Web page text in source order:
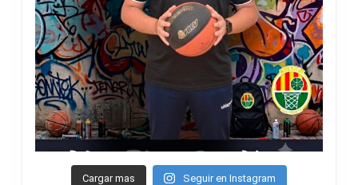
Cargar mas Seguir en Instagram